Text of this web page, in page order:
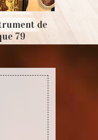
de
79